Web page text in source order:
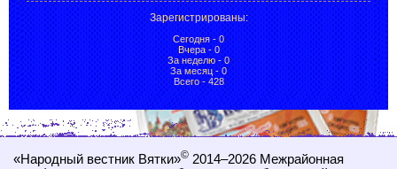
Зарегистрированы:
Сегодня - 0
Вчера - 0
За неделю - 0
За месяц - 0
Всего - 428
«Народный вестник Вятки»©2014–2026 Межрайонная